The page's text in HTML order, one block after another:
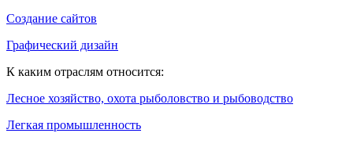
Создание сайтов
Графический дизайн
К каким отраслям относится:
Лесное хозяйство, охота рыболовство и рыбоводство
Легкая промышленность